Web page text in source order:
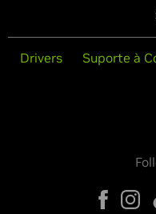
Drivers Suporte à